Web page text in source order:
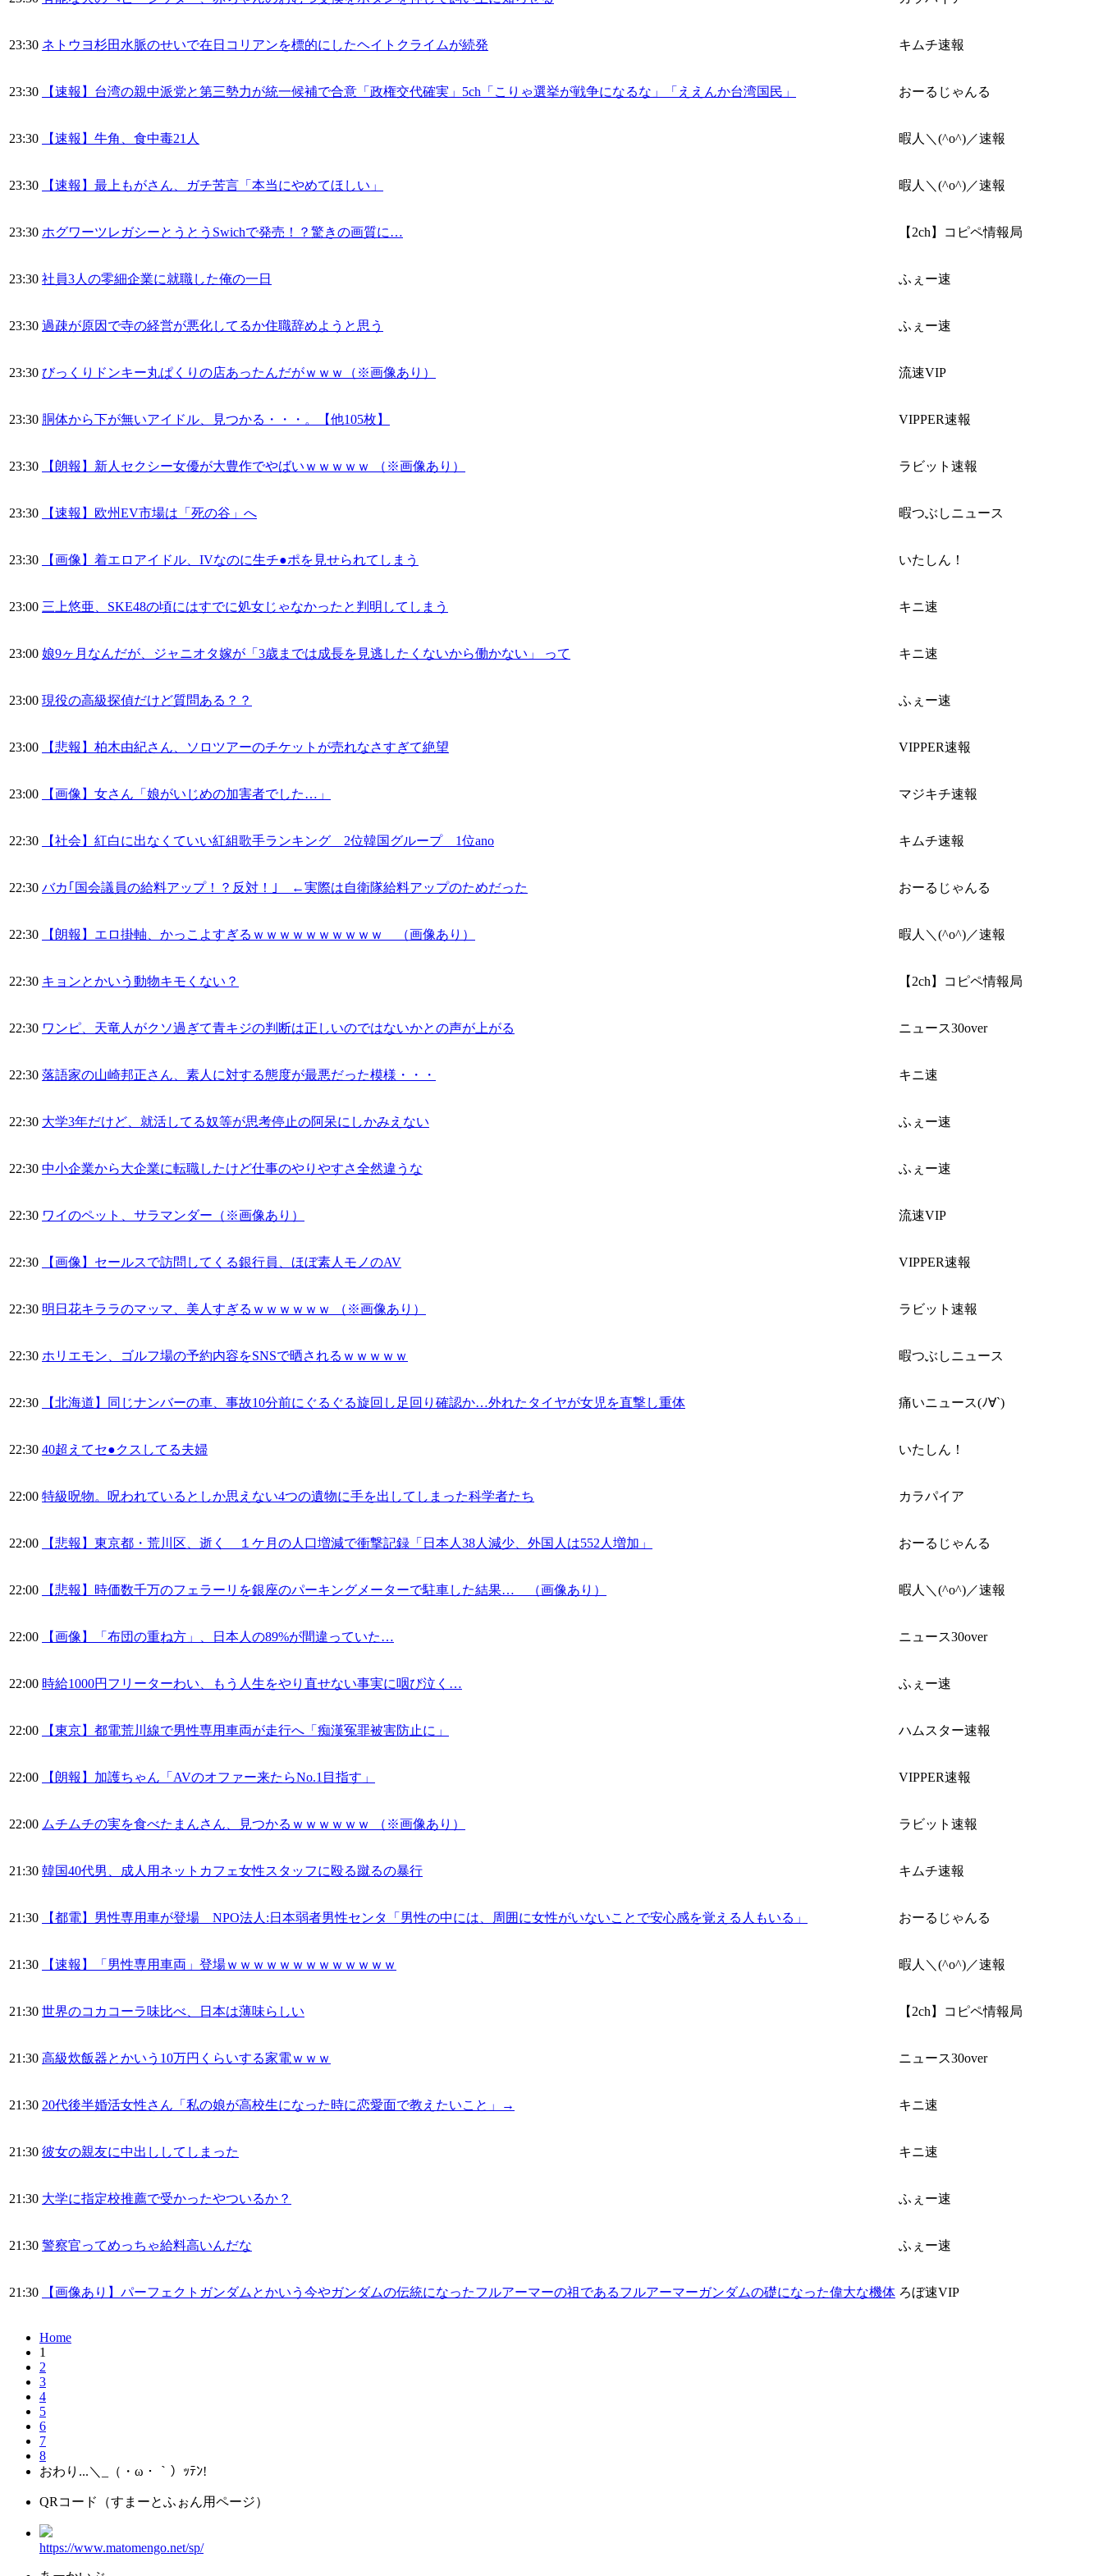
23:30 ネトウヨ杉田水脈のせいで在日コリアンを標的にしたヘイトクライムが続発 キムチ速報
23:30 【速報】台湾の親中派党と第三勢力が統一候補で合意「政権交代確実」5ch「こりゃ選挙が戦争になるな」「ええんか台湾国民」 おーるじゃんる
23:30 【速報】牛角、食中毒21人 暇人＼(^o^)／速報
23:30 【速報】最上もがさん、ガチ苦言「本当にやめてほしい」 暇人＼(^o^)／速報
23:30 ホグワーツレガシーとうとうSwichで発売！？驚きの画質に… 【2ch】コピペ情報局
23:30 社員3人の零細企業に就職した俺の一日 ふぇー速
23:30 過疎が原因で寺の経営が悪化してるか住職辞めようと思う ふぇー速
23:30 びっくりドンキー丸ぱくりの店あったんだがｗｗｗ（※画像あり） 流速VIP
23:30 胴体から下が無いアイドル、見つかる・・・。【他105枚】 VIPPER速報
23:30 【朗報】新人セクシー女優が大豊作でやばいｗｗｗｗｗ （※画像あり） ラビット速報
23:30 【速報】欧州EV市場は「死の谷」へ 暇つぶしニュース
23:30 【画像】着エロアイドル、IVなのに生チ●ポを見せられてしまう いたしん！
23:00 三上悠亜、SKE48の頃にはすでに処女じゃなかったと判明してしまう キニ速
23:00 娘9ヶ月なんだが、ジャニオタ嫁が「3歳までは成長を見逃したくないから働かない」 って キニ速
23:00 現役の高級探偵だけど質問ある？？ ふぇー速
23:00 【悲報】柏木由紀さん、ソロツアーのチケットが売れなさすぎて絶望 VIPPER速報
23:00 【画像】女さん「娘がいじめの加害者でした…」 マジキチ速報
22:30 【社会】紅白に出なくていい紅組歌手ランキング 2位韓国グループ 1位ano キムチ速報
22:30 バカ｢国会議員の給料アップ！？反対！｣ ←実際は自衛隊給料アップのためだった おーるじゃんる
22:30 【朗報】エロ掛軸、かっこよすぎるｗｗｗｗｗｗｗｗｗｗ （画像あり） 暇人＼(^o^)／速報
22:30 キョンとかいう動物キモくない？ 【2ch】コピペ情報局
22:30 ワンピ、天竜人がクソ過ぎて青キジの判断は正しいのではないかとの声が上がる ニュース30over
22:30 落語家の山崎邦正さん、素人に対する態度が最悪だった模様・・・ キニ速
22:30 大学3年だけど、就活してる奴等が思考停止の阿呆にしかみえない ふぇー速
22:30 中小企業から大企業に転職したけど仕事のやりやすさ全然違うな ふぇー速
22:30 ワイのペット、サラマンダー（※画像あり） 流速VIP
22:30 【画像】セールスで訪問してくる銀行員、ほぼ素人モノのAV VIPPER速報
22:30 明日花キララのマッマ、美人すぎるｗｗｗｗｗｗ （※画像あり） ラビット速報
22:30 ホリエモン、ゴルフ場の予約内容をSNSで晒されるｗｗｗｗｗ 暇つぶしニュース
22:30 【北海道】同じナンバーの車、事故10分前にぐるぐる旋回し足回り確認か…外れたタイヤが女児を直撃し重体 痛いニュース(ﾉ∀`)
22:30 40超えてセ●クスしてる夫婦 いたしん！
22:00 特級呪物。呪われているとしか思えない4つの遺物に手を出してしまった科学者たち カラパイア
22:00 【悲報】東京都・荒川区、逝く １ケ月の人口増減で衝撃記録「日本人38人減少、外国人は552人増加」 おーるじゃんる
22:00 【悲報】時価数千万のフェラーリを銀座のパーキングメーターで駐車した結果… （画像あり） 暇人＼(^o^)／速報
22:00 【画像】「布団の重ね方」、日本人の89%が間違っていた… ニュース30over
22:00 時給1000円フリーターわい、もう人生をやり直せない事実に咽び泣く… ふぇー速
22:00 【東京】都電荒川線で男性専用車両が走行へ「痴漢冤罪被害防止に」 ハムスター速報
22:00 【朗報】加護ちゃん「AVのオファー来たらNo.1目指す」 VIPPER速報
22:00 ムチムチの実を食べたまんさん、見つかるｗｗｗｗｗｗ （※画像あり） ラビット速報
21:30 韓国40代男、成人用ネットカフェ女性スタッフに殴る蹴るの暴行 キムチ速報
21:30 【都電】男性専用車が登場 NPO法人:日本弱者男性センタ「男性の中には、周囲に女性がいないことで安心感を覚える人もいる」 おーるじゃんる
21:30 【速報】「男性専用車両」登場ｗｗｗｗｗｗｗｗｗｗｗｗｗ 暇人＼(^o^)／速報
21:30 世界のコカコーラ味比べ、日本は薄味らしい 【2ch】コピペ情報局
21:30 高級炊飯器とかいう10万円くらいする家電ｗｗｗ ニュース30over
21:30 20代後半婚活女性さん「私の娘が高校生になった時に恋愛面で教えたいこと」→ キニ速
21:30 彼女の親友に中出ししてしまった キニ速
21:30 大学に指定校推薦で受かったやついるか？ ふぇー速
21:30 警察官ってめっちゃ給料高いんだな ふぇー速
21:30 【画像あり】パーフェクトガンダムとかいう今やガンダムの伝統になったフルアーマーの祖であるフルアーマーガンダムの礎になった偉大な機体 ろぼ速VIP
Home
1
2
3
4
5
6
7
8
おわり...＼_（・ω・｀）ｯﾃﾝ!
QRコード（すまーとふぉん用ページ）
https://www.matomengo.net/sp/